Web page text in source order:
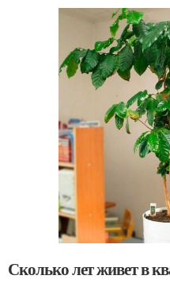
Сколько лет живет в